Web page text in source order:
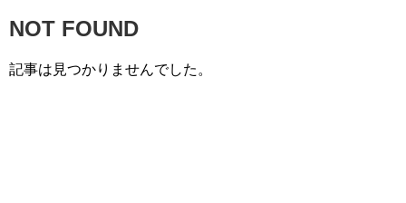
NOT FOUND
記事は見つかりませんでした。